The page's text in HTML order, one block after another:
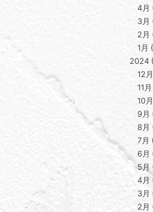
4月
3月
2月
1月
2024
12月
11月
10月
9月
8月
7月
6月
5月
4月
3月
2月